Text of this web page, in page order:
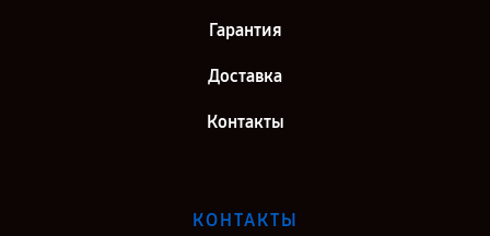
Гарантия
Доставка
Контакты
КОНТАКТЫ